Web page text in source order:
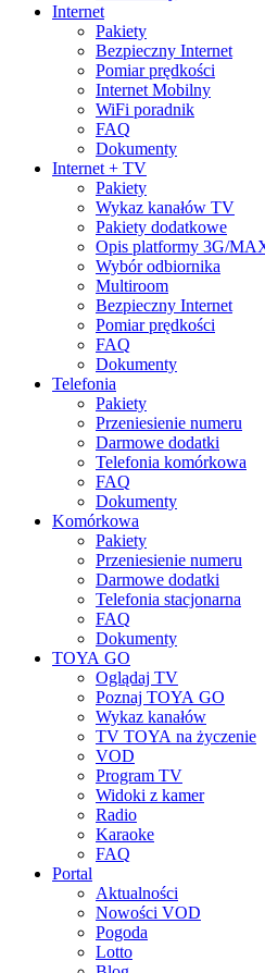
Internet
Pakiety
Bezpieczny Internet
Pomiar prędkości
Internet Mobilny
WiFi poradnik
FAQ
Dokumenty
Internet + TV
Pakiety
Wykaz kanałów TV
Pakiety dodatkowe
Opis platformy 3G/
Wybór odbiornika
Multiroom
Bezpieczny Internet
Pomiar prędkości
FAQ
Dokumenty
Telefonia
Pakiety
Przeniesienie numeru
Darmowe dodatki
Telefonia komórkowa
FAQ
Dokumenty
Komórkowa
Pakiety
Przeniesienie numeru
Darmowe dodatki
Telefonia stacjonarna
FAQ
Dokumenty
TOYA GO
Oglądaj TV
Poznaj TOYA GO
Wykaz kanałów
TV TOYA na życzenie
VOD
Program TV
Widoki z kamer
Radio
Karaoke
FAQ
Portal
Aktualności
Nowości VOD
Pogoda
Lotto